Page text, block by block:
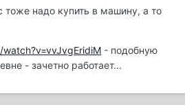
тоже надо купить в машину, а то
- подобную
- зачетно работает...